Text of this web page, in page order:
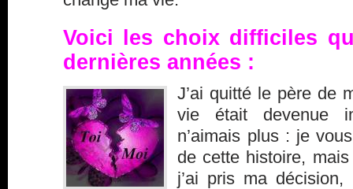
Voici les choix difficiles
dernières années :
J’ai quitté le père de
vie était devenue
n’aimais plus : je
de cette histoire,
j’ai pris ma